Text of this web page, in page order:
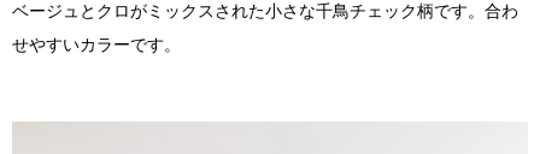
ベージュとクロがミックスされた小さな千鳥チェック柄です。合わ
せやすいカラーです。